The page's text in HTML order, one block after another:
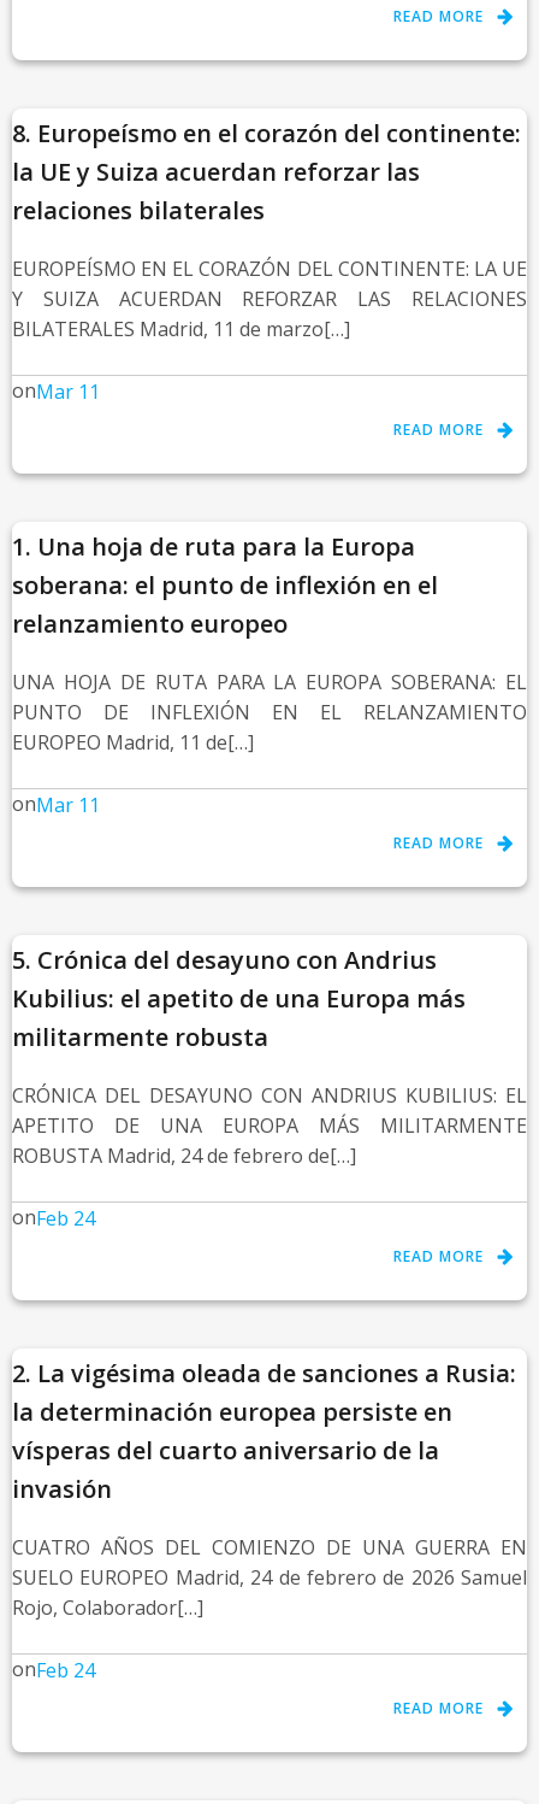
READ MORE
8. Europeísmo en el corazón del continente:
la UE y Suiza acuerdan reforzar las
relaciones bilaterales
EUROPEÍSMO EN EL CORAZÓN DEL CONTINENTE: LA UE
Y SUIZA ACUERDAN REFORZAR LAS RELACIONES
BILATERALES Madrid, 11 de marzo[…]
onMar 11
READ MORE
1. Una hoja de ruta para la Europa
soberana: el punto de inflexión en el
relanzamiento europeo
UNA HOJA DE RUTA PARA LA EUROPA SOBERANA: EL
PUNTO DE INFLEXIÓN EN EL RELANZAMIENTO
EUROPEO Madrid, 11 de[…]
onMar 11
READ MORE
5. Crónica del desayuno con Andrius
Kubilius: el apetito de una Europa más
militarmente robusta
CRÓNICA DEL DESAYUNO CON ANDRIUS KUBILIUS: EL
APETITO DE UNA EUROPA MÁS MILITARMENTE
ROBUSTA Madrid, 24 de febrero de[…]
onFeb 24
READ MORE
2. La vigésima oleada de sanciones a Rusia:
la determinación europea persiste en
vísperas del cuarto aniversario de la
invasión
CUATRO AÑOS DEL COMIENZO DE UNA GUERRA EN
SUELO EUROPEO Madrid, 24 de febrero de 2026 Samuel
Rojo, Colaborador[…]
onFeb 24
READ MORE